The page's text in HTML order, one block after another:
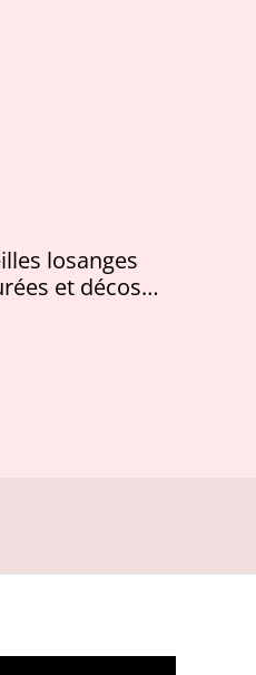
losanges
et décos